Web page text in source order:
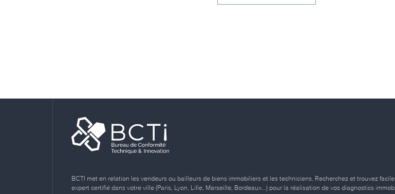
BCTI met en relation les vendeurs ou bailleurs de biens immobiliers et les techniciens. Recherchez et trouvez
expert certifié dans votre ville (Paris, Lyon, Lille, Marseille, Bordeaux…) pour la réalisation de vos diagnostics